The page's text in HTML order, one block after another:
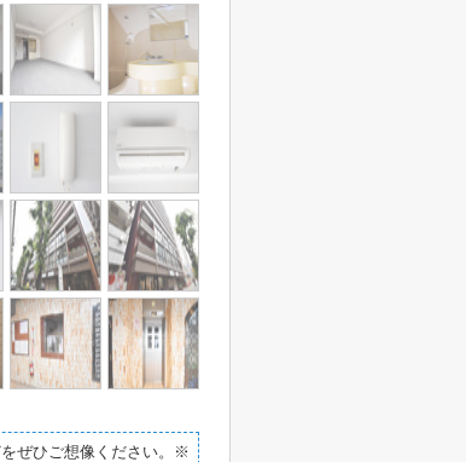
ぜひご想像ください。※